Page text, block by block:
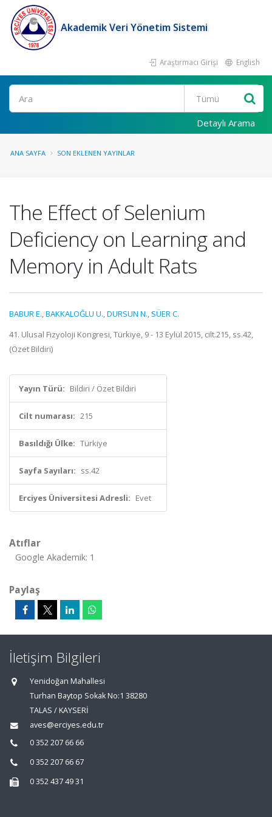
Akademik Veri Yönetim Sistemi
Araştırmacı Girişi English
Ara
Detaylı Arama
ANA SAYFA SON EKLENEN YAYINLAR
The Effect of Selenium
Deficiency on Learning and
Memory in Adult Rats
BABUR E.,BAKKALOĞLU U.,DURSUN N., SÜER C.
41. Ulusal Fizyoloji Kongresi, Türkiye, 9 - 13 Eylül 2015, cilt.215, ss.42,
(Özet Bildiri)
Yayın Türü: Bildiri / Özet Bildiri
Cilt numarası: 215
Basıldığı Ülke: Türkiye
Sayfa Sayıları: ss.42
Erciyes Üniversitesi Adresli: Evet
Atıflar
Google Akademik: 1
Paylaş
İletişim Bilgileri
Yenidoğan Mahallesi
Turhan Baytop Sokak No:1 38280
TALAS / KAYSERİ
aves@erciyes.edu.tr
0 352 207 66 66
0 352 207 66 67
0 352 437 49 31